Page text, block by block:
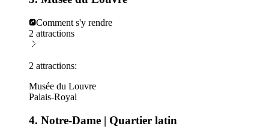
Comment s'y rendre
2 attractions
2 attractions:
Musée du Louvre
Palais-Royal
4. Notre-Dame | Quartier latin